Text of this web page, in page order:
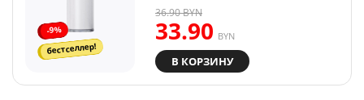
-9%
бестселлер!
33.90 BYN
36.90BYN
В КОРЗИНУ